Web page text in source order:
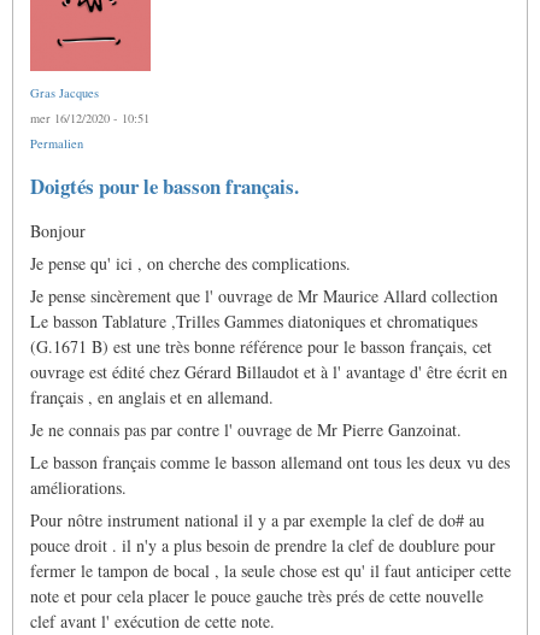
Gras Jacques
mer 16/12/2020 - 10:51
Permalien
Doigtés pour le basson français.
Bonjour
Je pense qu' ici , on cherche des complications.
Je pense sincèrement que l' ouvrage de Mr Maurice Allard collection
Le basson Tablature ,Trilles Gammes diatoniques et chromatiques
(G.1671 B) est une très bonne référence pour le basson français, cet
ouvrage est édité chez Gérard Billaudot et à l' avantage d' être écrit en
français , en anglais et en allemand.
Je ne connais pas par contre l' ouvrage de Mr Pierre Ganzoinat.
Le basson français comme le basson allemand ont tous les deux vu des
améliorations.
Pour nôtre instrument national il y a par exemple la clef de do# au
pouce droit . il n'y a plus besoin de prendre la clef de doublure pour
fermer le tampon de bocal , la seule chose est qu' il faut anticiper cette
note et pour cela placer le pouce gauche très prés de cette nouvelle
clef avant l' exécution de cette note.